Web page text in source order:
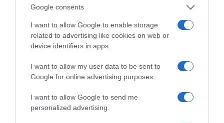
Google consents
I want to allow Google to enable storage
related to advertising like cookies on web or
device identifiers in apps.
I want to allow my user data to be sent to
Google for online advertising purposes.
I want to allow Google to send me
personalized advertising.